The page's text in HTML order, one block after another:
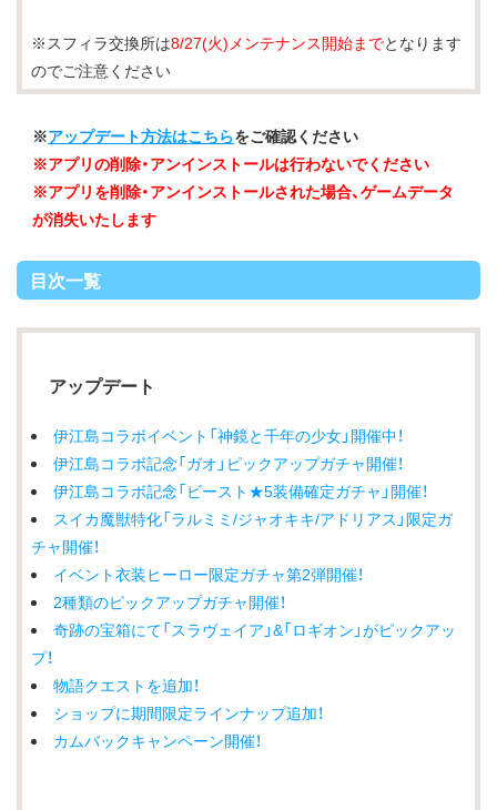
※スフィラ交換所は8/27(火)メンテナンス開始までとなります
のでご注意ください
※アップデート方法はこちらをご確認ください
※アプリの削除・アンインストールは行わないでください
※アプリを削除・アンインストールされた場合、ゲームデータ
が消失いたします
目次一覧
アップデート
伊江島コラボイベント「神鏡と千年の少女」開催中！
伊江島コラボ記念「ガオ」ピックアップガチャ開催！
伊江島コラボ記念「ビースト★5装備確定ガチャ」開催！
スイカ魔獣特化「ラルミミ/ジャオキキ/アドリアス」限定ガ
チャ開催！
イベント衣装ヒーロー限定ガチャ第2弾開催！
2種類のピックアップガチャ開催！
奇跡の宝箱にて「スラヴェイア」&「ロギオン」がピックアッ
プ！
物語クエストを追加！
ショップに期間限定ラインナップ追加！
カムバックキャンペーン開催！